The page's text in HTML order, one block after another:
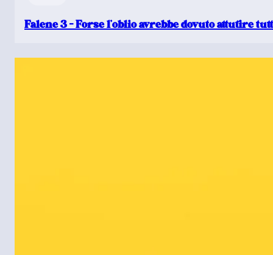
Falene 3 – Forse l’oblio avrebbe dovuto attutire